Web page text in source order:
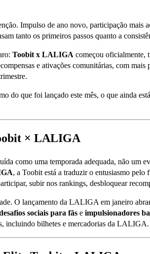
Impulso de ano novo, participação mais
tanto os primeiros passos quanto a
Toobit x LALIGA começou oficialmente,
e ativações comunitárias, com mais
do que foi lançado este mês, o que ainda
× LALIGA
como uma temporada adequada, não um
, a Toobit está a traduzir o entusiasmo pelo
subir nos rankings, desbloquear
O lançamento da LALIGA em janeiro
sociais para fãs e impulsionadores
incluindo bilhetes e mercadorias da LALIGA.